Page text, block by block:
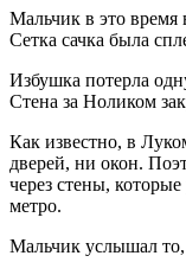
Мальчик в это время
Сетка сачка была
Избушка потерла
Стена за Ноликом
Как известно, в
дверей, ни окон.
через стены,
метро.
Мальчик услышал то,